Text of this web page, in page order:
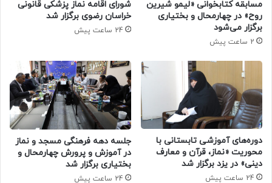
مسابقه کتابخوانی «لیمو شیرین
روح» در چهارمحال و بختیاری
برگزار می‌شود
2 ساعت پیش
شورای اقامه نماز پزشکی قانونی
خراسان رضوی برگزار شد
24 ساعت پیش
دوره‌های آموزشی تابستانی با
محوریت «نماز، قرآن و معارف
دینی» در یزد برگزار شد
24 ساعت پیش
جلسه دهه فرهنگی مسجد و نماز
در آموزش و پرورش چهارمحال و
بختیاری برگزار شد
24 ساعت پیش